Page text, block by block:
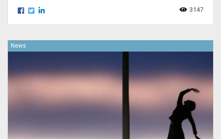
3147
News